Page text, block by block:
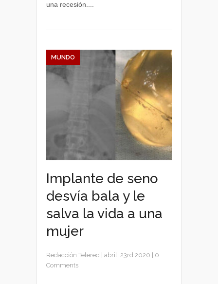
una recesión....
MUNDO
Implante de seno
desvía bala y le
salva la vida a una
mujer
Redacción Telered abril, 23rd 2020
0
Comments